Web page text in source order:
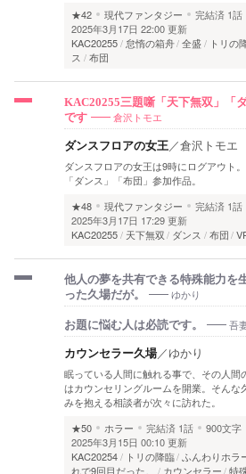
★42
現代ファンタジー 完結済 1話
2025年3月17日 22:00 更新
KAC20255 怠惰の箱舟 全盛 トリの
ス
布団
KAC20255三題噺「天下無双」「
です
倉沢トモエ
ダンスフロアの女王／倉沢トモエ
ダンスフロアの女王は9時にログアウト
「ダンス」「布団」参加作品。
★48
現代ファンタジー 完結済 1話
2025年3月17日 17:29 更新
KAC20255
天下無双 ダンス 布団
他人の夢を共有できる特殊能力を
った久場だが。
ゆかり
お題に悩む人は必読です。 吾
カウンセラー久場／ゆかり
眠っている人間に触れる事で、その人
はカウンセリングルームを開業。そん
みを抱える相談者が次々に訪れた。
★50
ホラー 完結済 1話
900文字
2025年3月15日 00:10 更新
KAC20254
トリの降臨 ふんわりホラ
れで9回目だった。
カウンセラー 特